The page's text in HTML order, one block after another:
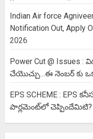
Indian Air force
Notification Out, Apply
2026
Power Cut @ Issues
చేయొచ్చు…ఈ నెంబర్ కు
EPS SCHEME : EPS
పార్లమెంట్‌లో చెప్పిందేమిటి?